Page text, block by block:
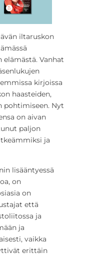
iltaruskon
Vanhat
kirjoissa
haasteiden,
pohtimiseen. Nyt
on aivan
paljon
ja
lisääntyessä
on
on
että
ja
ja
vaikka
erittäin